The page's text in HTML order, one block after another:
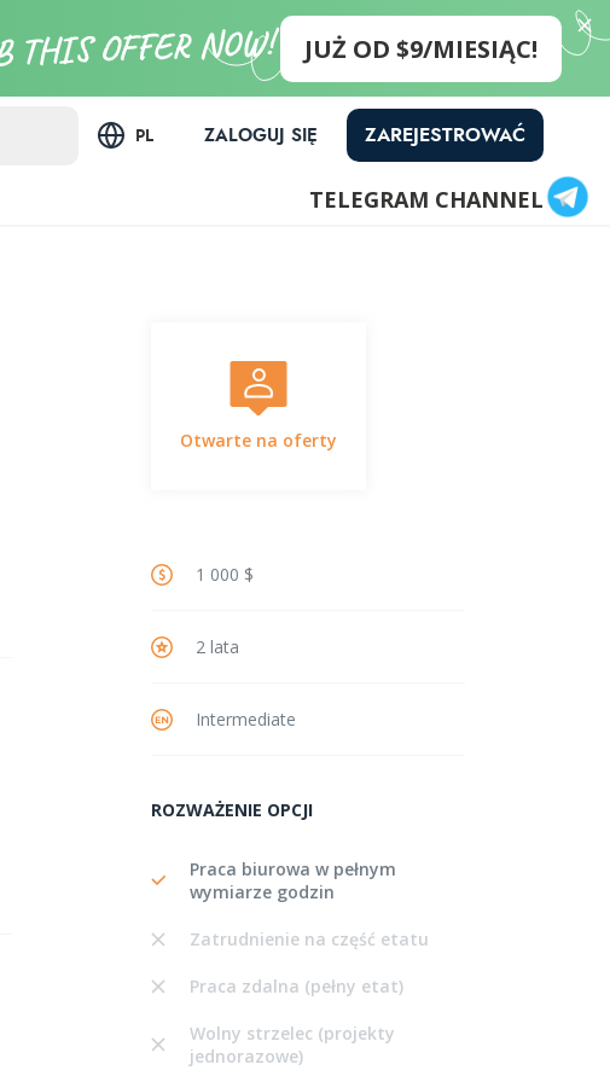
JUŻ OD $9/MIESIĄC!
PL ZALOGUJ SIĘ ZAREJESTROWAĆ
TELEGRAM CHANNEL
Otwarte na oferty
1 000 $
2 lata
Intermediate
ROZWAŻENIE OPCJI
Praca biurowa w pełnym
wymiarze godzin
Zatrudnienie na część etatu
Praca zdalna (pełny etat)
Wolny strzelec (projekty
jednorazowe)